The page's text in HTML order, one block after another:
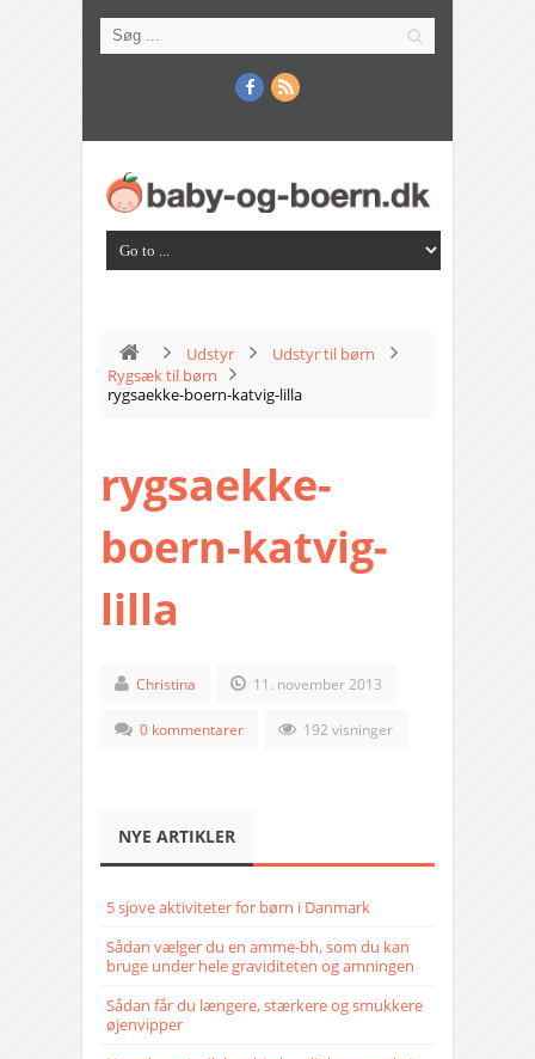
Udstyr
Udstyr til børn
Rygsæk til børn
rygsaekke-boern-katvig-lilla
rygsaekke-
boern-katvig-
lilla
Christina 11. november 2013
0 kommentarer 192 visninger
NYE ARTIKLER
5 sjove aktiviteter for børn i Danmark
Sådan vælger du en amme-bh, som du kan
bruge under hele graviditeten og amningen
Sådan får du længere, stærkere og smukkere
øjenvipper